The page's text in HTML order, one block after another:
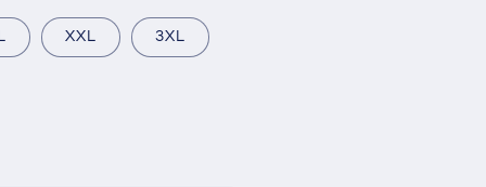
XXL 3XL